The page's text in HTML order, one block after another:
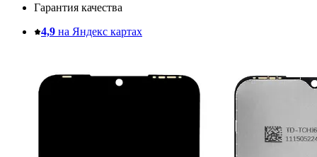
Гарантия качества
4,9 на Яндекс картах